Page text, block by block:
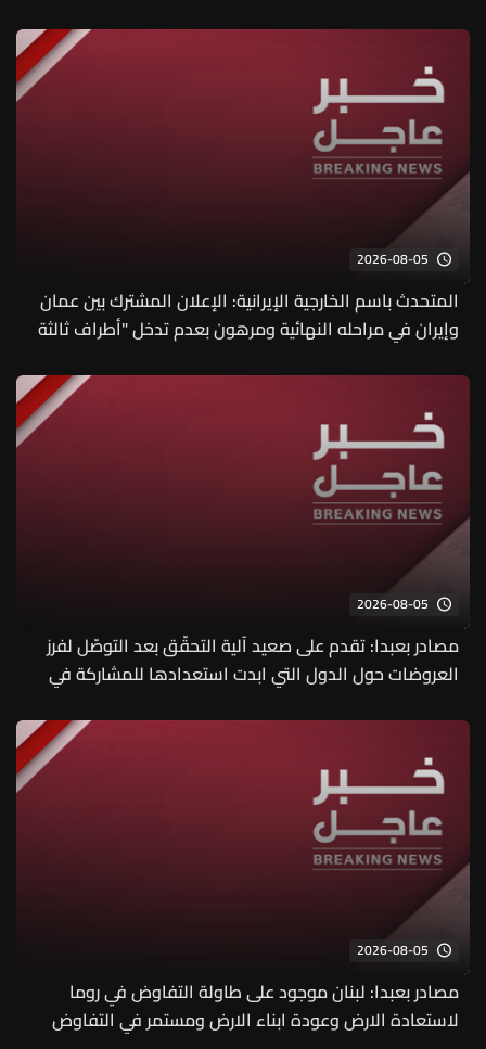
2026-08-05
المتحدث باسم الخارجية الإيرانية: الإعلان المشترك بين عمان
وإيران في مراحله النهائية ومرهون بعدم تدخل "أطراف ثالثة
2026-08-05
مصادر بعبدا: تقدم على صعيد آلية التحقّق بعد التوصّل لفرز
العروضات حول الدول التي ابدت استعدادها للمشاركة في
2026-08-05
مصادر بعبدا: لبنان موجود على طاولة التفاوض في روما
لاستعادة الارض وعودة ابناء الارض ومستمر في التفاوض